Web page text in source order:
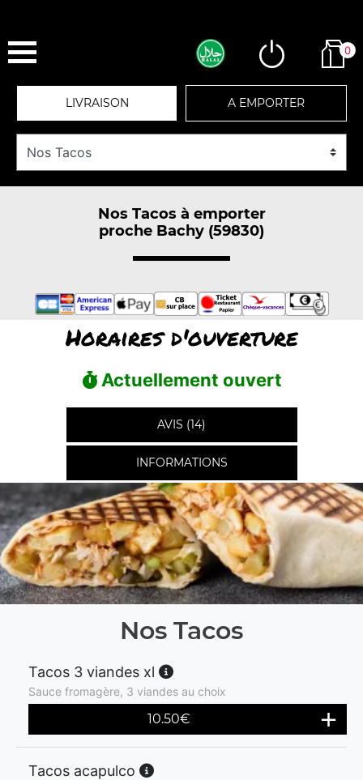
0
LIVRAISON A EMPORTER
Nos Tacos à emporter
proche Bachy (59830)
Horaires d'ouverture
Actuellement ouvert
AVIS (14)
INFORMATIONS
Nos Tacos
Tacos 3 viandes xl
Sauce fromagère, 3 viandes au choix
10.50€
Tacos acapulco